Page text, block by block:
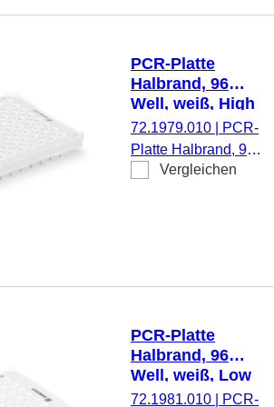
PCR-Platte
Halbrand, 96
Well, weiß, High
Profile, 200 µl,
PCR
Performance
Tested, PP
72.1979.010
PCR-
Platte Halbrand, 96
Well, weiß, High
Vergleichen
PCR-Platte
Halbrand, 96
Well, weiß, Low
Profile, 100 µl,
72.1981.010
PCR-